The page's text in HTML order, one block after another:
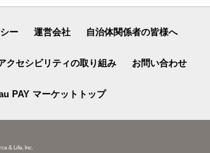
ー 運営会社 自治体関係者の皆様へ
クセシビリティの取り組み お問い合わせ
PAY マーケットトップ
& Life, Inc.